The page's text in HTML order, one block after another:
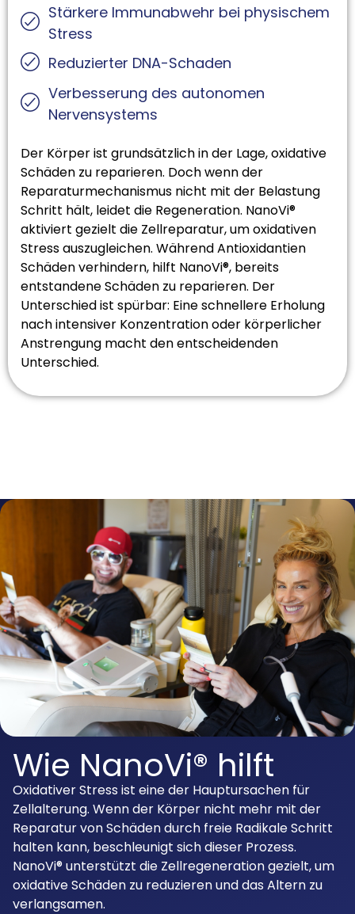
Stärkere Immunabwehr bei physischem
Stress
Reduzierter DNA-Schaden
Verbesserung des autonomen
Nervensystems
Der Körper ist grundsätzlich in der Lage, oxidative
Schäden zu reparieren. Doch wenn der
Reparaturmechanismus nicht mit der Belastung
Schritt hält, leidet die Regeneration. NanoVi®
aktiviert gezielt die Zellreparatur, um oxidativen
Stress auszugleichen. Während Antioxidantien
Schäden verhindern, hilft NanoVi®, bereits
entstandene Schäden zu reparieren. Der
Unterschied ist spürbar: Eine schnellere Erholung
nach intensiver Konzentration oder körperlicher
Anstrengung macht den entscheidenden
Unterschied.
Wie NanoVi® hilft
Oxidativer Stress ist eine der Hauptursachen für
Zellalterung. Wenn der Körper nicht mehr mit der
Reparatur von Schäden durch freie Radikale Schritt
halten kann, beschleunigt sich dieser Prozess.
NanoVi® unterstützt die Zellregeneration gezielt, um
oxidative Schäden zu reduzieren und das Altern zu
verlangsamen.